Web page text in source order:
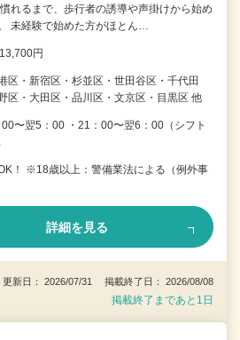
れるまで、歩行者の誘導や声掛けから始め
未経験で始めた方がほとん…
円
区・新宿区・杉並区・世田谷区・千代田
区・大田区・品川区・文京区・目黒区 他
00〜翌5：00 ・21：00〜翌6：00（シフト
！ ※18歳以上：警備業法による（例外事
詳細を見る
更新日： 2026/07/31 掲載終了日： 2026/08/08
掲載終了まであと1日